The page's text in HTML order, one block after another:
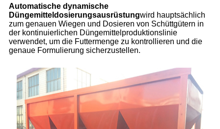
Automatische dynamische
Düngemitteldosierungsausrüstungwird hauptsächlich
zum genauen Wiegen und Dosieren von Schüttgütern in
der kontinuierlichen Düngemittelproduktionslinie
verwendet, um die Futtermenge zu kontrollieren und die
genaue Formulierung sicherzustellen.